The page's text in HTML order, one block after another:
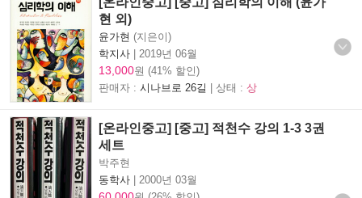
현 외)
윤가현 (지은이)
학지사 | 2019년 06월
13,000원 (41% 할인)
판매자 : 시나브로 26길 | 상태 : 상
[온라인중고] [중고] 적천수 강의 1-3 3권
세트
박주현
동학사 | 2000년 03월